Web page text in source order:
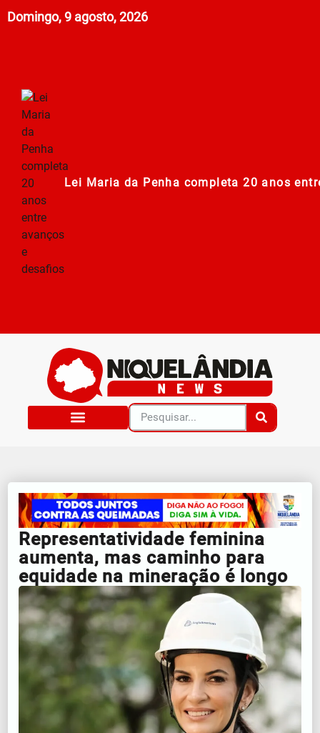
Domingo, 9 agosto, 2026
Lei Maria da Penha completa 20 anos
278ª Romaria do Muquém começa com
Centro Municipal de Apoio aos Romeiros
Polícia Militar de Goiás comemora 168
Representatividade feminina
aumenta, mas caminho para
equidade na mineração é longo